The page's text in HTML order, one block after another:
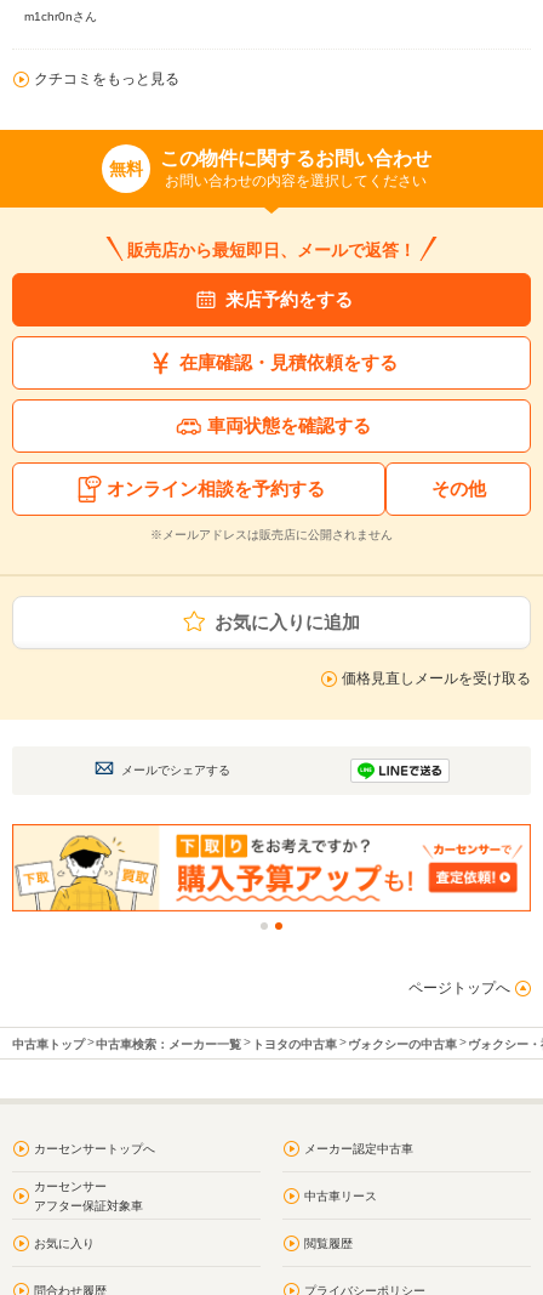
m1chr0nさん
クチコミをもっと見る
無料 この物件に関するお問い合わせ
お問い合わせの内容を選択してください
販売店から最短即日、メールで返答！
来店予約をする
在庫確認・見積依頼をする
車両状態を確認する
オンライン相談を予約する その他
※メールアドレスは販売店に公開されません
お気に入りに追加
価格見直しメールを受け取る
メールでシェアする
ページトップへ
中古車トップ 中古車検索：メーカー一覧 トヨタの中古車 ヴォクシーの中古車 ヴォクシー
カーセンサートップへ メーカー認定中古車
カーセンサー
アフター保証対象車
中古車リース
お気に入り 閲覧履歴
問合わせ履歴 プライバシーポリシー